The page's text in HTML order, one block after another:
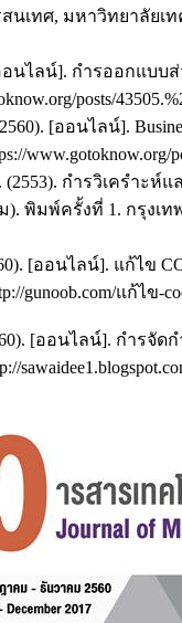
นเทศ, มหาวิทยาลัยเ
อนไลน์]. กำรออกแบบ
posts/
[ออนไลน์].
www.gotoknow.org/
กำรวิเครำะห์
). พิมพ์ครั้งที่ 1. กรุงเ
[ออนไลน์]. แก้ไข
gunoob.com/แก้ไข-
[ออนไลน์]. กำรจั